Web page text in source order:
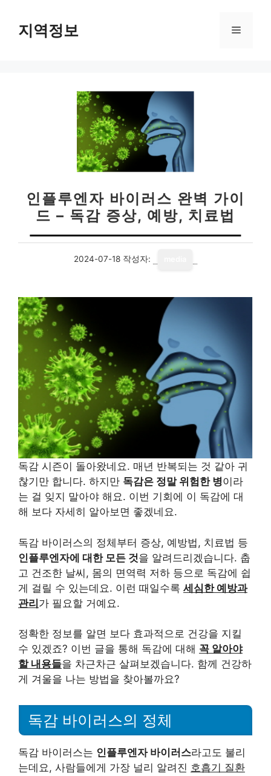
지역정보 메
인플루엔자 바이러스 완벽 가이
드 – 독감 증상, 예방, 치료법
2024-07-18 작성자:
독감 시즌이 돌아왔네요. 매년 반복되는 것 같아 귀
찮기만 합니다. 하지만 독감은 정말 위험한 병이라
는 걸 잊지 말아야 해요. 이번 기회에 이 독감에 대
해 보다 자세히 알아보면 좋겠네요.
독감 바이러스의 정체부터 증상, 예방법, 치료법 등
인플루엔자에 대한 모든 것을 알려드리겠습니다. 춥
고 건조한 날씨, 몸의 면역력 저하 등으로 독감에 쉽
게 걸릴 수 있는데요. 이런 때일수록 세심한 예방과
관리가 필요할 거예요.
정확한 정보를 알면 보다 효과적으로 건강을 지킬
수 있겠죠? 이번 글을 통해 독감에 대해 꼭 알아야
할 내용들을 차근차근 살펴보겠습니다. 함께 건강하
게 겨울을 나는 방법을 찾아볼까요?
독감 바이러스의 정체
독감 바이러스는 인플루엔자 바이러스라고도 불리
는데요, 사람들에게 가장 널리 알려진 호흡기 질환